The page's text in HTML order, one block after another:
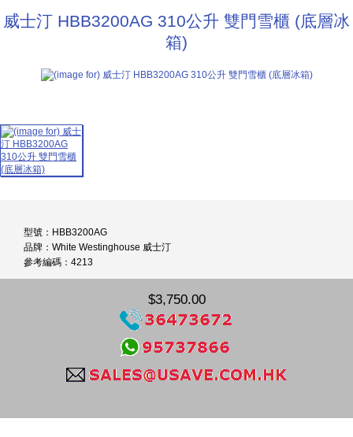
威士汀 HBB3200AG 310公升 雙門雪櫃 (底層冰
箱)
型號：HBB3200AG
品牌：White Westinghouse 威士汀
參考編碼：4213
$3,750.00